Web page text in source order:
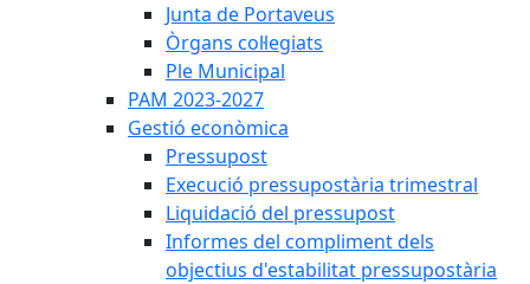
Junta de Portaveus
Òrgans col·legiats
Ple Municipal
PAM 2023-2027
Gestió econòmica
Pressupost
Execució pressupostària trimestral
Liquidació del pressupost
Informes del compliment dels
objectius d'estabilitat pressupostària